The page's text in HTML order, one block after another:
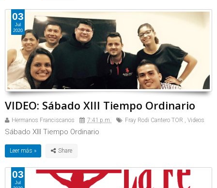
VIDEO: Sábado XIII Tiempo Ordinario
Hermanos Franciscanos 7:41 p.m. Fray Rodi Cantero TOR , Videos
Sábado XIII Tiempo Ordinario
Leer más »
03
Jul
2020
03
Jul